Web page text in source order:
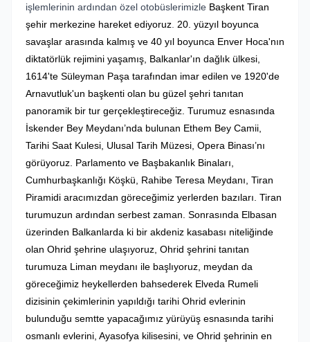
işlemlerinin ardından özel otobüslerimizle Başkent Tiran
şehir merkezine hareket ediyoruz 20. yüzyıl boyunca
savaşlar arasında kalmış ve 40 yıl boyunca Enver Hoca'nın
diktatörlük rejimini yaşamış, Balkanlar'ın dağlık ülkesi,
1614'te Süleyman Paşa tarafından imar edilen ve 1920'de
Arnavutluk'un başkenti olan bu güzel şehri tanıtan
panoramik bir tur gerçekleştireceğiz. Turumuz esnasında
İskender Bey Meydanı’nda bulunan Ethem Bey Camii,
Tarihi Saat Kulesi, Ulusal Tarih Müzesi, Opera Binası’nı
görüyoruz. Parlamento ve Başbakanlık Binaları,
Cumhurbaşkanlığı Köşkü, Rahibe Teresa Meydanı, Tiran
Piramidi aracımızdan göreceğimiz yerlerden bazıları. Tiran
turumuzun ardından serbest zaman. Sonrasında Elbasan
üzerinden Balkanlarda ki bir akdeniz kasabası niteliğinde
olan Ohrid şehrine ulaşıyoruz, Ohrid şehrini tanıtan
turumuza Liman meydanı ile başlıyoruz, meydan da
göreceğimiz heykellerden bahsederek Elveda Rumeli
dizisinin çekimlerinin yapıldığı tarihi Ohrid evlerinin
bulunduğu semtte yapacağımız yürüyüş esnasında tarihi
osmanlı evlerini, Ayasofya kilisesini, ve Ohrid şehrinin en